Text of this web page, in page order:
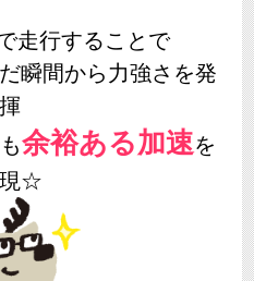
走行することで
瞬間から力強さを発
揮
余裕ある加速を
☆